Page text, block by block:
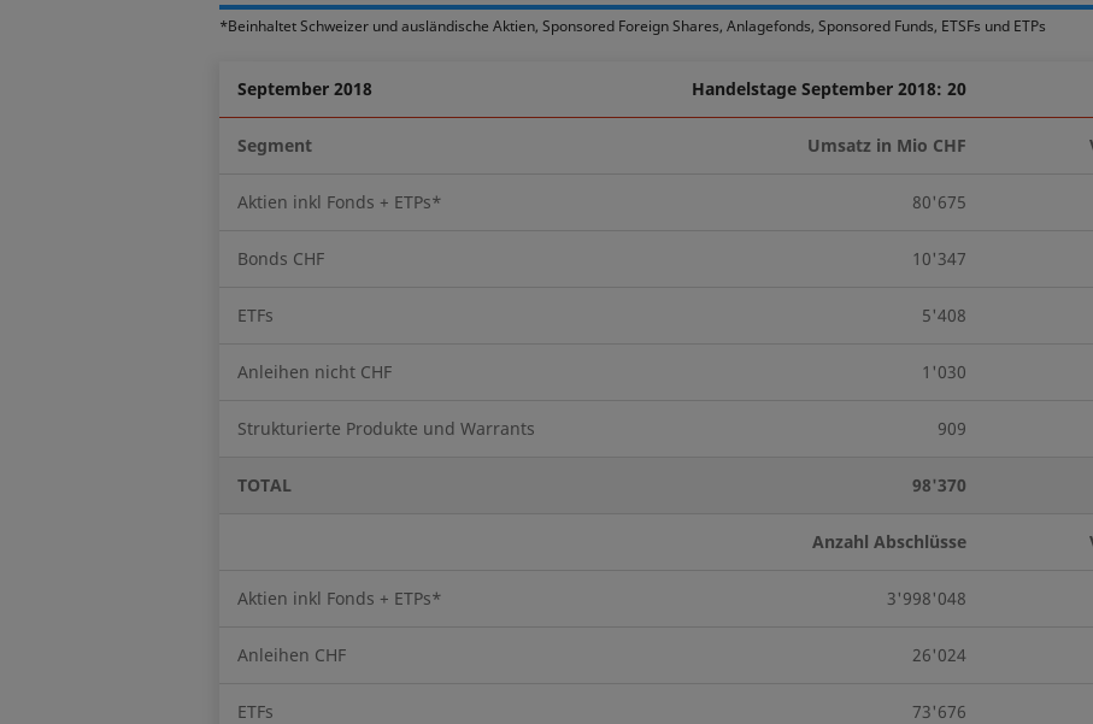
*Beinhaltet Schweizer und ausländische Aktien, Sponsored Foreign Shares, Anlagefonds, Sponsored Funds, ETSFs und ETPs
September 2018 Handelstage September 2018: 20
Segment Umsatz in Mio CHF
Aktien inkl Fonds + ETPs* 80'675
Bonds CHF 10'347
ETFs 5'408
Anleihen nicht CHF 1'030
Strukturierte Produkte und Warrants 909
TOTAL 98'370
Anzahl Abschlüsse
Aktien inkl Fonds + ETPs* 3'998'048
Anleihen CHF 26'024
ETFs 73'676